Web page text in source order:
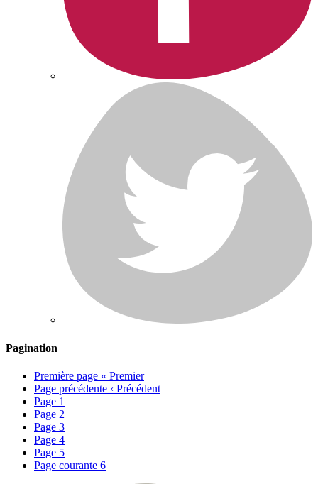
Pagination
Première page « Premier
Page précédente ‹ Précédent
Page 1
Page 2
Page 3
Page 4
Page 5
Page courante 6